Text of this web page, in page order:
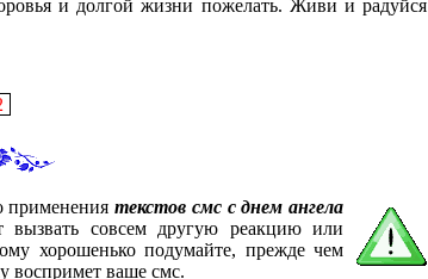
и долгой жизни пожелать. Живи и радуйся
применениятекстов смс с днем ангела
вызвать совсем другую реакцию или
хорошенько подумайте, прежде чем
воспримет ваше смс.